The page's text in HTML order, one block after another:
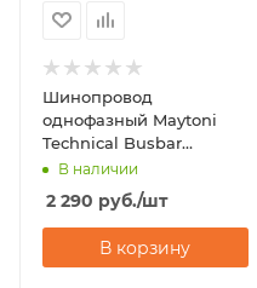
Шинопровод
однофазный Maytoni
Technical Busbar
Trunking TRX001-112W
В наличии
2 290 руб./шт
В корзину